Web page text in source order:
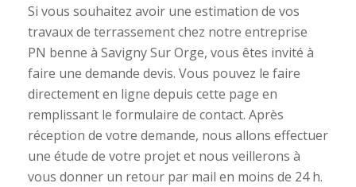
Si vous souhaitez avoir une estimation de vos
travaux de terrassement chez notre entreprise
PN benne à Savigny Sur Orge, vous êtes invité à
faire une demande devis. Vous pouvez le faire
directement en ligne depuis cette page en
remplissant le formulaire de contact. Après
réception de votre demande, nous allons effectuer
une étude de votre projet et nous veillerons à
vous donner un retour par mail en moins de 24 h.